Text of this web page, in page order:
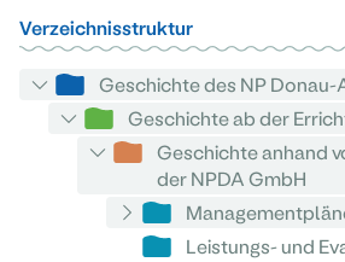
Verzeichnisstruktur
Geschichte des NP Donau-
Geschichte ab der
Geschichte anhand
der NPDA GmbH
Leistungs- und